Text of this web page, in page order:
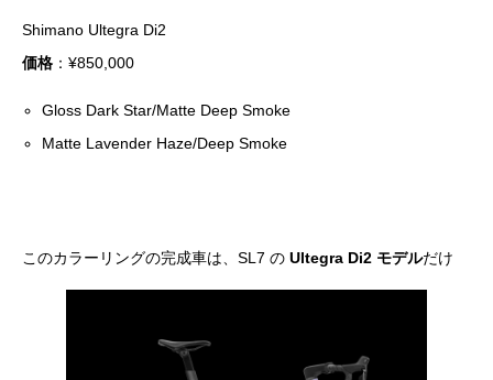
Shimano Ultegra Di2
価格 ：¥850,000
Gloss Dark Star/Matte Deep Smoke
Matte Lavender Haze/Deep Smoke
このカラーリングの完成車は、SL7 の Ultegra Di2 モデルだけ